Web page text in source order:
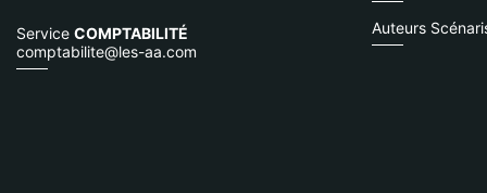
Service COMPTABILITÉ
comptabilite@les-aa.com
Auteurs